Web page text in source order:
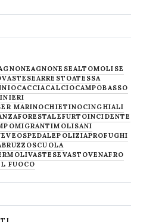
AGNONESEALTOMOLISE
ARRESTOATESSA
CACCIACALCIOCAMPOBASSO
MARINOCHIETINOCINGHIALI
FORESTALEFURTOINCIDENTE
MIGRANTIMOLISANI
OSPEDALEPOLIZIAPROFUGHI
SCUOLA
VASTESE VASTOVENAFRO
FUOCO